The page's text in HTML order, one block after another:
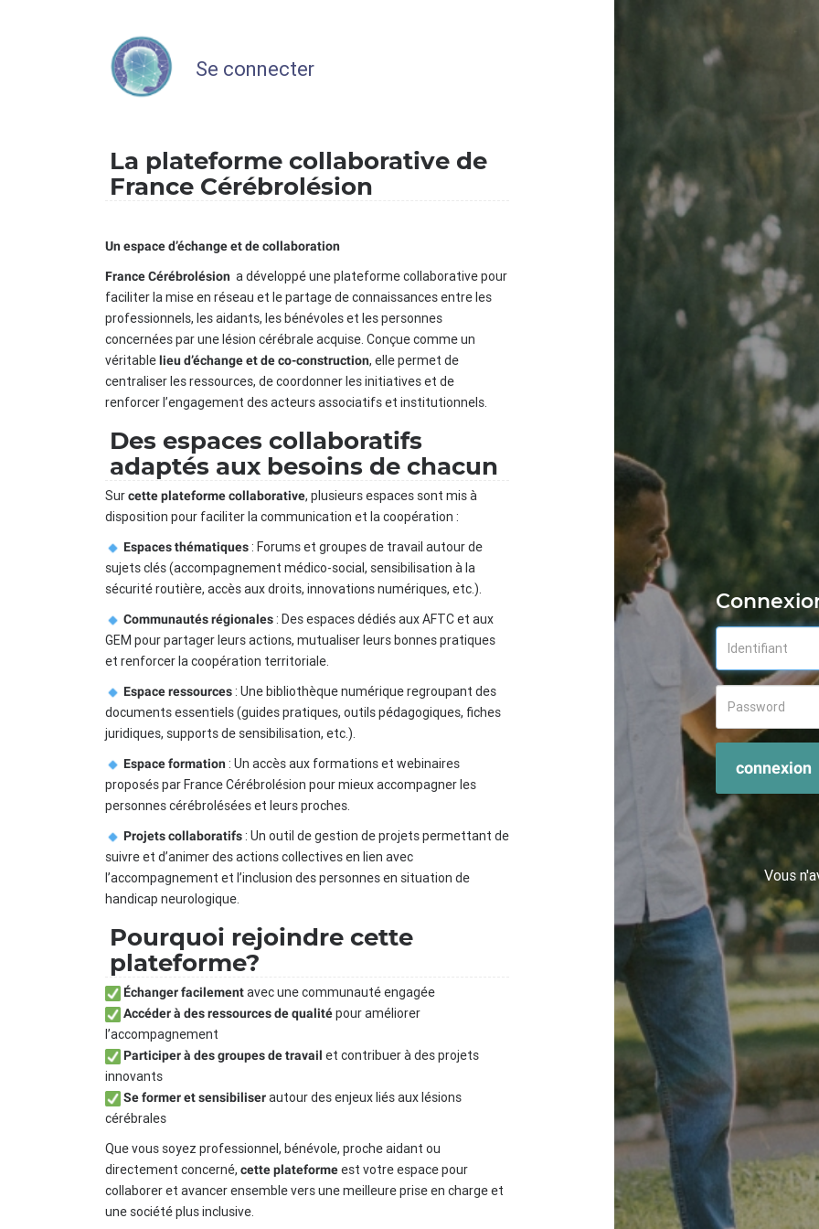
connexion
Vous
Se connecter
La plateforme collaborative de
France Cérébrolésion
Un espace d’échange et de collaboration
France Cérébrolésion a développé une plateforme collaborative pour
faciliter la mise en réseau et le partage de connaissances entre les
professionnels, les aidants, les bénévoles et les personnes
concernées par une lésion cérébrale acquise. Conçue comme un
véritable lieu d’échange et de co-construction, elle permet de
centraliser les ressources, de coordonner les initiatives et de
renforcer l’engagement des acteurs associatifs et institutionnels.
Des espaces collaboratifs
adaptés aux besoins de chacun
Surcette plateforme collaborative, plusieurs espaces sont mis à
disposition pour faciliter la communication et la coopération :
Espaces thématiques: Forums et groupes de travail autour de
sujets clés (accompagnement médico-social, sensibilisation à la
sécurité routière, accès aux droits, innovations numériques, etc.).
Communautés régionales: Des espaces dédiés aux AFTC et aux
GEM pour partager leurs actions, mutualiser leurs bonnes pratiques
et renforcer la coopération territoriale.
Espace ressources: Une bibliothèque numérique regroupant des
documents essentiels (guides pratiques, outils pédagogiques, fiches
juridiques, supports de sensibilisation, etc.).
Espace formation: Un accès aux formations et webinaires
proposés par France Cérébrolésion pour mieux accompagner les
personnes cérébrolésées et leurs proches.
Projets collaboratifs: Un outil de gestion de projets permettant de
suivre et d’animer des actions collectives en lien avec
l’accompagnement et l’inclusion des personnes en situation de
handicap neurologique.
Pourquoi rejoindre cette
plateforme?
Échanger facilementavec une communauté engagée
Accéder à des ressources de qualitépour améliorer
l’accompagnement
Participer à des groupes de travail et contribuer à des projets
innovants
Se former et sensibiliserautour des enjeux liés aux lésions
cérébrales
Que vous soyez professionnel, bénévole, proche aidant ou
directement concerné, cette plateformeest votre espace pour
collaborer et avancer ensemble vers une meilleure prise en charge et
une société plus inclusive.